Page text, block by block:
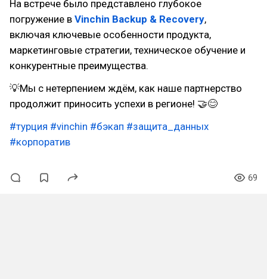
На встрече было представлено глубокое
погружение в Vinchin Backup & Recovery,
включая ключевые особенности продукта,
маркетинговые стратегии, техническое обучение и
конкурентные преимущества.
💡Мы с нетерпением ждём, как наше партнерство
продолжит приносить успехи в регионе! 🤝😊
#турция #vinchin #бэкап #защита_данных
#корпоратив
69